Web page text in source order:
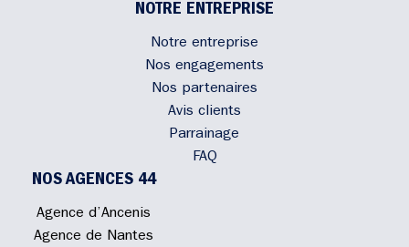
NOTRE ENTREPRISE
Notre entreprise
Nos engagements
Nos partenaires
Avis clients
Parrainage
FAQ
NOS AGENCES 44
Agence d’Ancenis
Agence de Nantes